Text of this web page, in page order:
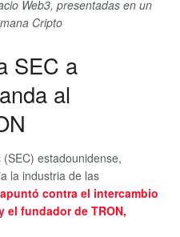
Web3, presentadas en un
Cripto
SEC a
al
estadounidense,
la industria de las
apuntó contra el intercambio
el fundador de TRON,